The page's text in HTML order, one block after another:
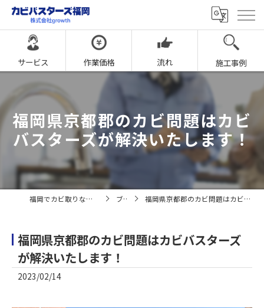
サービス 作業価格 流れ 施工事例
福岡県京都郡のカビ問題はカビ
バスターズが解決いたします！
福岡でカビ取りならカビバスターズ福岡 ブログ 福岡県京都郡のカビ問題はカビバスターズが解決いたします！
福岡県京都郡のカビ問題はカビバスターズ
が解決いたします！
2023/02/14